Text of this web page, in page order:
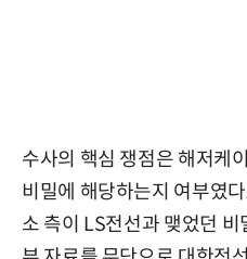
수사의 핵심 쟁점은 해저케
비밀에 해당하는지 여부였
소 측이 LS전선과 맺었던